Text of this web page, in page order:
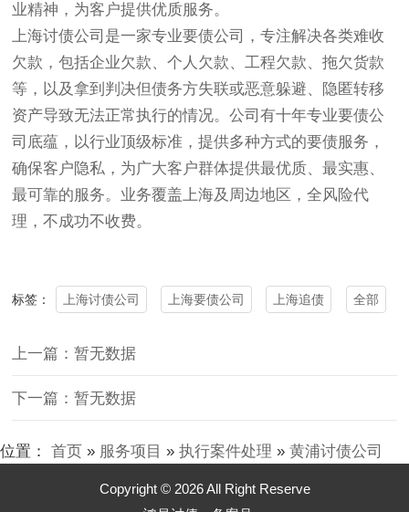
业精神，为客户提供优质服务。
上海讨债公司 是一家专业要债公司，专注解决各类难收
欠款，包括企业欠款、个人欠款、工程欠款、拖欠货款
等，以及拿到判决但债务方失联或恶意躲避、隐匿转移
资产导致无法正常执行的情况。公司有十年专业要债公
司底蕴，以行业顶级标准，提供多种方式的要债服务，
确保客户隐私，为广大客户群体提供最优质、最实惠、
最可靠的服务。业务覆盖上海及周边地区，全风险代
理，不成功不收费。
标签： 上海讨债公司 上海要债公司 上海追债 全部
上一篇：暂无数据
下一篇：暂无数据
位置： 首页 » 服务项目 » 执行案件处理 » 黄浦讨债公司
Copyright © 2026 All Right Reserve